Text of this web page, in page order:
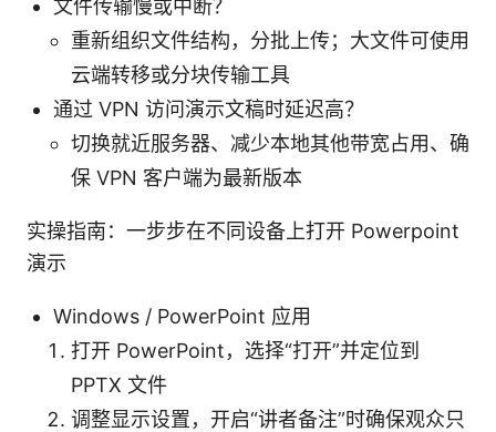
文件传输慢或中断？
重新组织文件结构，分批上传；大文件可使用
云端转移或分块传输工具
通过 VPN 访问演示文稿时延迟高？
切换就近服务器、减少本地其他带宽占用、确
保 VPN 客户端为最新版本
实操指南：一步步在不同设备上打开 Powerpoint
演示
Windows / PowerPoint 应用
打开 PowerPoint，选择“打开”并定位到
PPTX 文件
调整显示设置，开启“讲者备注”时确保观众只